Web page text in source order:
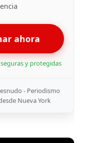
ahora
y protegidas
- Periodismo
Nueva York